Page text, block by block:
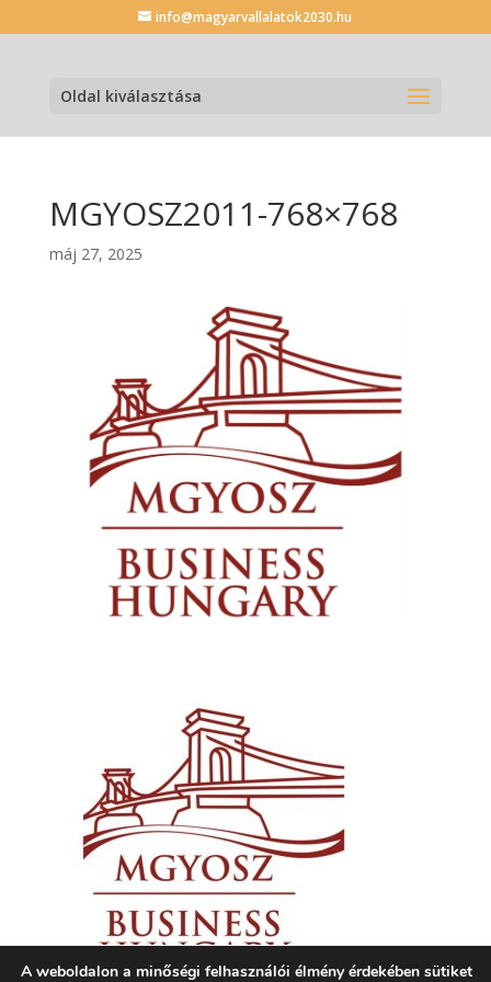
info@magyarvallalatok2030.hu
Oldal kiválasztása
MGYOSZ2011-768×768
máj 27, 2025
A weboldalon a minőségi felhasználói élmény érdekében sütiket